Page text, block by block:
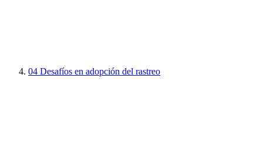
04 Desafíos en adopción del rastreo